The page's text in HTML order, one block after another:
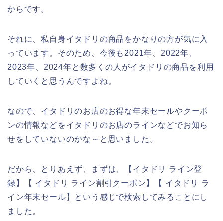
からです。
それに、私自身イタドリの商品をかなりの方が気に入
っています。そのため、今後も2021年、2022年、
2023年、2024年と数多くの人がイタドリの商品を利用
していくと思うんですよね。
なので、イタドリのお店のお得な年末セールやクーポ
ンの情報などをイタドリのお店のラインなどでお知ら
せをしていないのかな～と思いました。
だから、とりあえず、まずは、【イタドリ ライン登
録】【 イタドリ ライン割引クーポン】【 イタドリ ラ
イン年末セール】という感じで検索してみることにし
ました。